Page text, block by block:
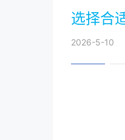
选择合
2026-5-10